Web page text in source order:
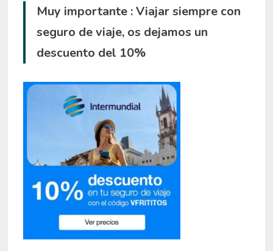
Muy importante : Viajar siempre con
seguro de viaje, os dejamos un
descuento del 10%